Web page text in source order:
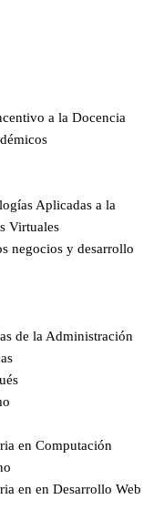
a la Docencia
Aplicadas a la
Virtuales
negocios y desarrollo
de la Administración
en Computación
en en Desarrollo Web